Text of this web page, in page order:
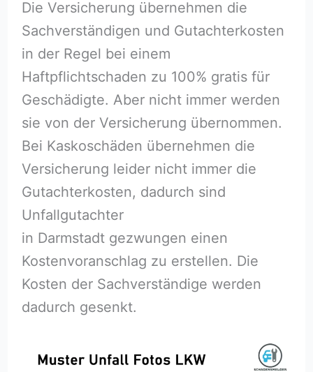
Die Versicherung übernehmen die
Sachverständigen und Gutachterkosten
in der Regel bei einem
Haftpflichtschaden zu 100% gratis für
Geschädigte. Aber nicht immer werden
sie von der Versicherung übernommen.
Bei Kaskoschäden übernehmen die
Versicherung leider nicht immer die
Gutachterkosten, dadurch sind
Unfallgutachter
in Darmstadt gezwungen einen
Kostenvoranschlag zu erstellen. Die
Kosten der Sachverständige werden
dadurch gesenkt.